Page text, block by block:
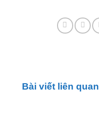
Bài viết liên quan